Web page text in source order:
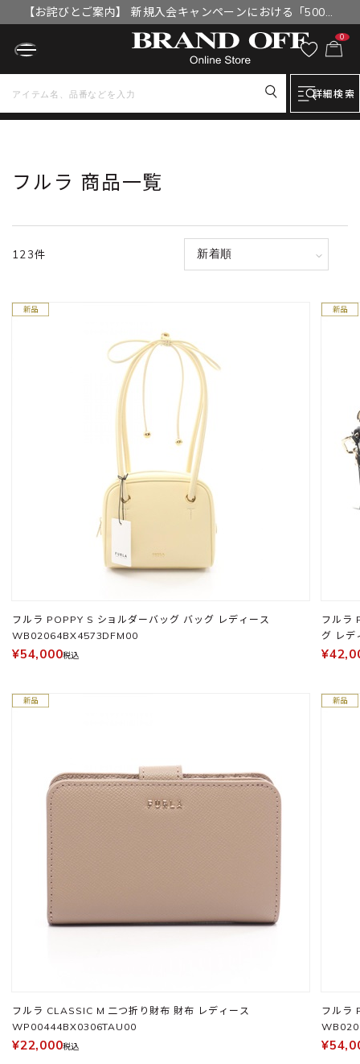
【お詫びとご案内】 新規入会キャンペーンにおける「500円
OFFクーポン」付与漏れと補填について
0
詳細検索
フルラ 商品一覧
123件
フルラ POPPY S ショルダーバッグ バッグ レディース
WB02064BX4573DFM00
¥54,000税込
フルラ
グ レ
フルラ CLASSIC M 二つ折り財布 財布 レディース
WP00444BX0306TAU00
¥22,000税込
フルラ